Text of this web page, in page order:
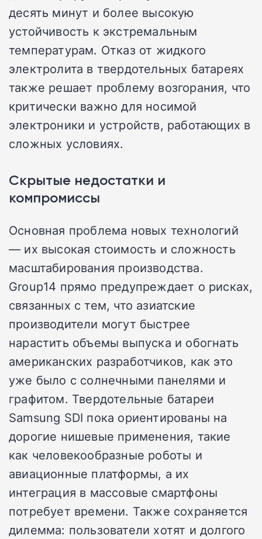
десять минут и более высокую
устойчивость к экстремальным
температурам. Отказ от жидкого
электролита в твердотельных батареях
также решает проблему возгорания, что
критически важно для носимой
электроники и устройств, работающих в
сложных условиях.
Скрытые недостатки и
компромиссы
Основная проблема новых технологий
— их высокая стоимость и сложность
масштабирования производства.
Group14 прямо предупреждает о рисках,
связанных с тем, что азиатские
производители могут быстрее
нарастить объемы выпуска и обогнать
американских разработчиков, как это
уже было с солнечными панелями и
графитом. Твердотельные батареи
Samsung SDI пока ориентированы на
дорогие нишевые применения, такие
как человекообразные роботы и
авиационные платформы, а их
интеграция в массовые смартфоны
потребует времени. Также сохраняется
дилемма: пользователи хотят и долгого